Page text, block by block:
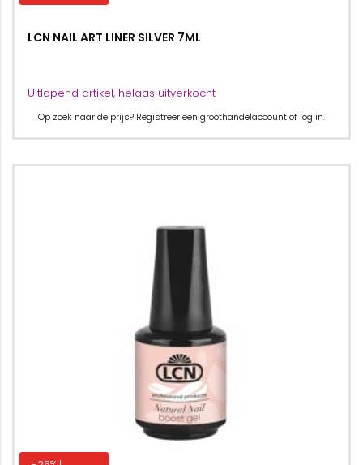
LCN NAIL ART LINER SILVER 7ML
Uitlopend artikel, helaas uitverkocht
Op zoek naar de prijs? Registreer een groothandelaccount of log in.